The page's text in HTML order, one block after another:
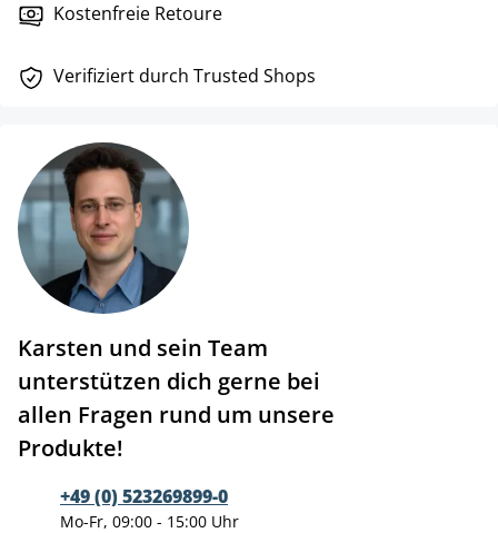
Kostenfreie Retoure
Verifiziert durch Trusted Shops
Karsten und sein Team
unterstützen dich gerne bei
allen Fragen rund um unsere
Produkte!
+49 (0) 523269899-0
Mo-Fr, 09:00 - 15:00 Uhr